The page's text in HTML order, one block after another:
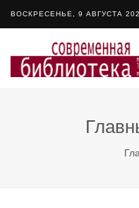
ВОСКРЕСЕНЬЕ, 9 АВГУСТА